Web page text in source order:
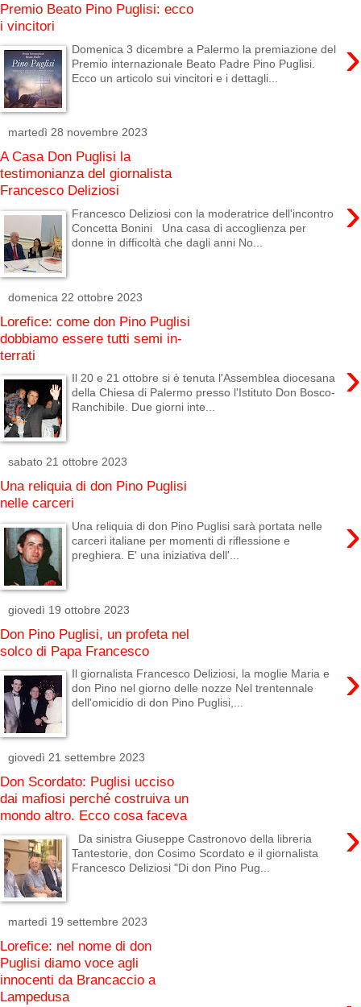
Premio Beato Pino Puglisi: ecco
i vincitori
›
Domenica 3 dicembre a Palermo la premiazione del
Premio internazionale Beato Padre Pino Puglisi.
Ecco un articolo sui vincitori e i dettagli...
martedì 28 novembre 2023
A Casa Don Puglisi la
testimonianza del giornalista
Francesco Deliziosi
›
Francesco Deliziosi con la moderatrice dell'incontro
Concetta Bonini Una casa di accoglienza per
donne in difficoltà che dagli anni No...
domenica 22 ottobre 2023
Lorefice: come don Pino Puglisi
dobbiamo essere tutti semi in-
terrati
›
Il 20 e 21 ottobre si è tenuta l'Assemblea diocesana
della Chiesa di Palermo presso l'Istituto Don Bosco-
Ranchibile. Due giorni inte...
sabato 21 ottobre 2023
Una reliquia di don Pino Puglisi
nelle carceri
›
Una reliquia di don Pino Puglisi sarà portata nelle
carceri italiane per momenti di riflessione e
preghiera. E' una iniziativa dell'...
giovedì 19 ottobre 2023
Don Pino Puglisi, un profeta nel
solco di Papa Francesco
›
Il giornalista Francesco Deliziosi, la moglie Maria e
don Pino nel giorno delle nozze Nel trentennale
dell'omicidio di don Pino Puglisi,...
giovedì 21 settembre 2023
Don Scordato: Puglisi ucciso
dai mafiosi perché costruiva un
mondo altro. Ecco cosa faceva
›
Da sinistra Giuseppe Castronovo della libreria
Tantestorie, don Cosimo Scordato e il giornalista
Francesco Deliziosi "Di don Pino Pug...
martedì 19 settembre 2023
Lorefice: nel nome di don
Puglisi diamo voce agli
innocenti da Brancaccio a
Lampedusa